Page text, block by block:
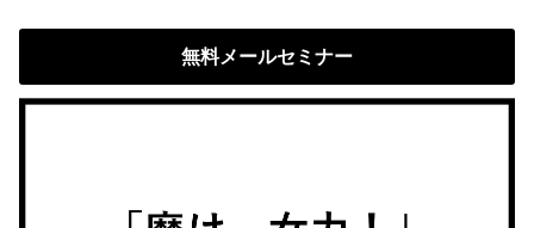
無料メールセミナー